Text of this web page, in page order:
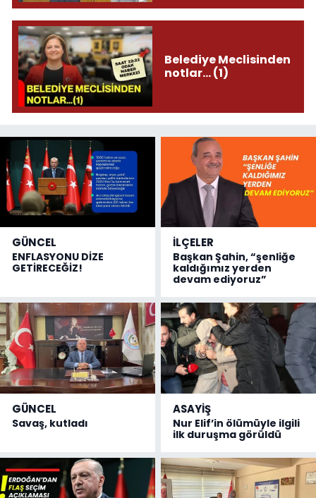
Belediye Meclisinden
notlar... (1)
GÜNCEL
ENFLASYONU DİZE
GETİRECEĞİZ!
İLÇELER
Başkan Şahin, “şenliğe
kaldığımız yerden
devam ediyoruz”
GÜNCEL
Savaş, kutladı
ASAYİŞ
Nur Elif’in ölümüyle ilgili
ilk duruşma görüldü